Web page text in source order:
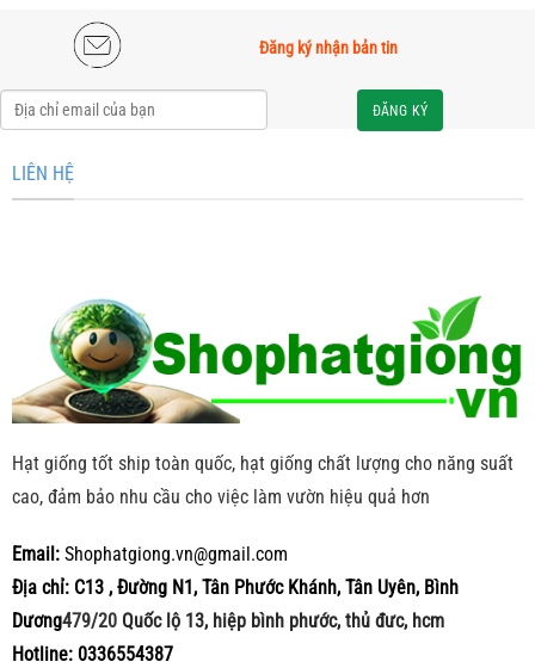
Đăng ký nhận bản tin
LIÊN HỆ
Hạt giống tốt ship toàn quốc, hạt giống chất lượng cho năng suất
cao, đảm bảo nhu cầu cho việc làm vườn hiệu quả hơn
Email: Shophatgiong.vn@gmail.com
Địa chỉ: C13 , Đường N1, Tân Phước Khánh, Tân Uyên, Bình
Dương479/20 Quốc lộ 13, hiệp bình phước, thủ đưc, hcm
Hotline: 0336554387